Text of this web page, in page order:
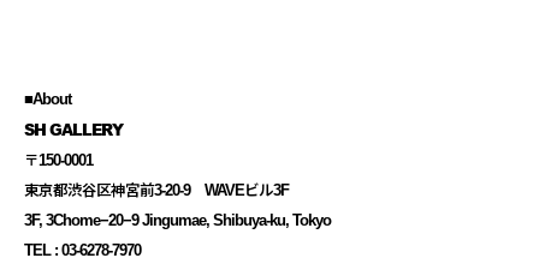
■About
SH GALLERY
〒150-0001
東京都渋谷区神宮前3-20-9 WAVEビル3F
3F, 3Chome−20−9 Jingumae, Shibuya-ku, Tokyo
TEL : 03-6278-7970